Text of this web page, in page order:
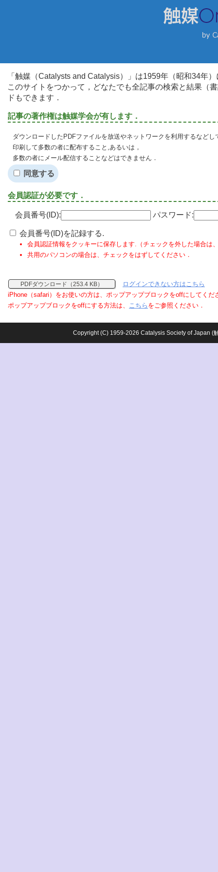
「触媒（Catalysts and Catalysis）」は1959年（昭和34年
このサイトをつかって，どなたでも全記事の検索と結果（
ドもできます．
記事の著作権は触媒学会が有します．
ダウンロードしたPDFファイルを放送やネットワークを利用するなど
印刷して多数の者に配布すること,あるいは，
多数の者にメール配信することなどはできません．
同意する
会員認証が必要です．
会員番号(ID): パスワード:
会員番号(ID)を記録する.
会員認証情報をクッキーに保存します.（チェックを外した場合は
共用のパソコンの場合は、チェックをはずしてください．
PDFダウンロード（253.4 KB）
ログインできない方はこちら
iPhone（safari）をお使いの方は、ポップアップブロックをoffにしてくだ
ポップアップブロックをoffにする方法は、 こちら をご参照ください．
Copyright (C) 1959-2026 Catalysis Society of Japan (